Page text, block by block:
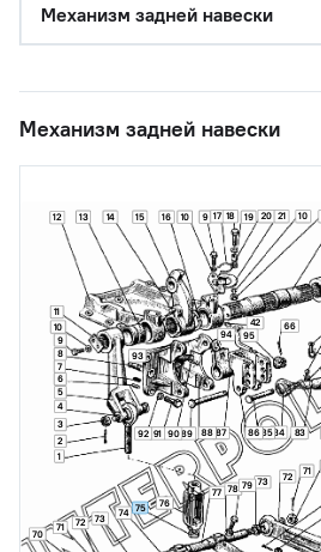
Механизм задней навески
Механизм задней навески
1
2
3
4
5
6
7
8
9
9
10
10 10
11
12 13 14 15 16 17 18 19 20 21
42 66
70
71
71
72
72
73
73
74 75 76
77 78 79
83
84
85
86
87
88
89
90
91
92
93
94 95